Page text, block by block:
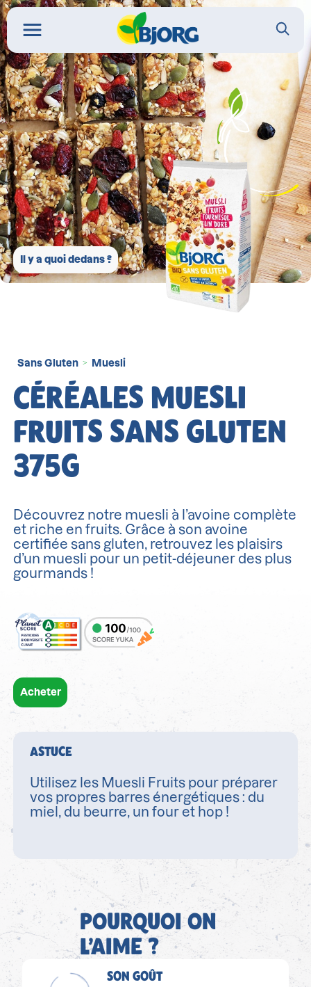
Il y a quoi dedans ?
Sans Gluten > Muesli
CÉRÉALES MUESLI
FRUITS SANS GLUTEN
375G
Découvrez notre muesli à l’avoine complète
et riche en fruits. Grâce à son avoine
certifiée sans gluten, retrouvez les plaisirs
d’un muesli pour un petit-déjeuner des plus
gourmands !
Acheter
ASTUCE
Utilisez les Muesli Fruits pour préparer
vos propres barres énergétiques : du
miel, du beurre, un four et hop !
POURQUOI ON
L’AIME ?
SON GOÛT